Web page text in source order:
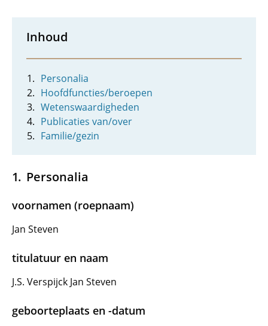
Inhoud
Personalia
Hoofdfuncties/beroepen
Wetenswaardigheden
Publicaties van/over
Familie/gezin
Personalia
voornamen (roepnaam)
Jan Steven
titulatuur en naam
J.S. Verspijck Jan Steven
geboorteplaats en -datum